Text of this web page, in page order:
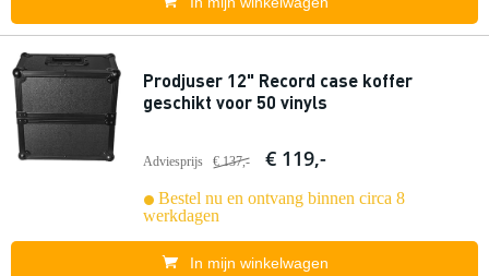
Prodjuser 12" Record case koffer
geschikt voor 50 vinyls
Adviesprijs € 137,- € 119,-
Bestel nu en ontvang binnen circa 8
werkdagen
In mijn winkelwagen